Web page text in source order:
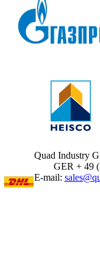
Quad Industry
GER + 49
E-mail: